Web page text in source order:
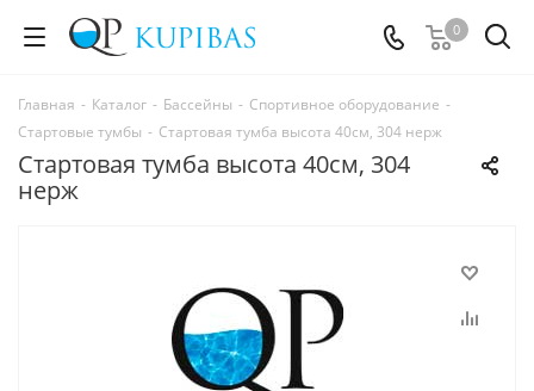
0
Главная - Каталог - Бассейны - Спортивное оборудование -
Стартовые тумбы - Стартовая тумба высота 40см, 304 нерж
Стартовая тумба высота 40см, 304
нерж